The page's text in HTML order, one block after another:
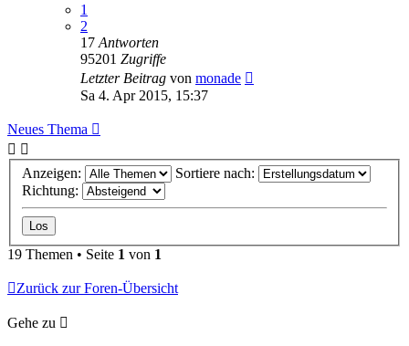
1
2
17 Antworten
95201 Zugriffe
Letzter Beitrag von monade
Sa 4. Apr 2015, 15:37
Neues Thema
Anzeigen:
Sortiere nach:
Richtung:
19 Themen • Seite 1 von 1
Zurück zur Foren-Übersicht
Gehe zu